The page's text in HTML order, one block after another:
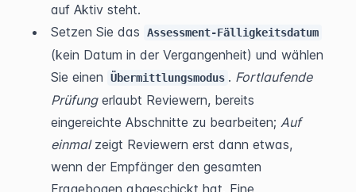
auf Aktiv steht.
Setzen Sie das
Assessment-Fälligkeitsdatum
(kein Datum in der Vergangenheit) und wählen
Sie einen
Übermittlungsmodus . Fortlaufende
Prüfung erlaubt Reviewern, bereits
eingereichte Abschnitte zu bearbeiten; Auf
einmal zeigt Reviewern erst dann etwas,
wenn der Empfänger den gesamten
Fragebogen abgeschickt hat. Eine